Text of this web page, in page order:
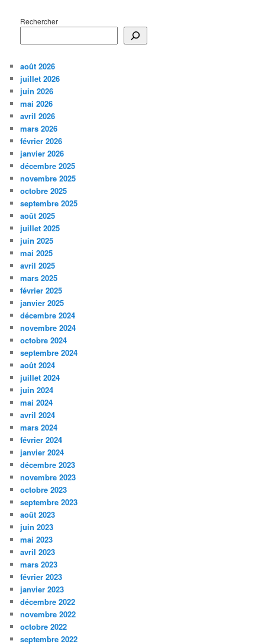
Rechercher
août 2026
juillet 2026
juin 2026
mai 2026
avril 2026
mars 2026
février 2026
janvier 2026
décembre 2025
novembre 2025
octobre 2025
septembre 2025
août 2025
juillet 2025
juin 2025
mai 2025
avril 2025
mars 2025
février 2025
janvier 2025
décembre 2024
novembre 2024
octobre 2024
septembre 2024
août 2024
juillet 2024
juin 2024
mai 2024
avril 2024
mars 2024
février 2024
janvier 2024
décembre 2023
novembre 2023
octobre 2023
septembre 2023
août 2023
juin 2023
mai 2023
avril 2023
mars 2023
février 2023
janvier 2023
décembre 2022
novembre 2022
octobre 2022
septembre 2022